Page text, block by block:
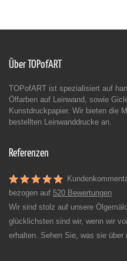
Über TOPofART
TOPofART ist spezialisiert auf
Ölfarben auf Leinwand, sowie
Kunstdruckpapier. Wir bieten die
bestellten Leinwanddrucke an.
Referenzen
bezogen auf 520 Bewertungen
Wir sind stolz auf unsere
glücklichsten sind wir, wenn wir
erhalten. Sehen Sie, was sie über